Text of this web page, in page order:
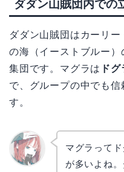
ダダン山賊団内での
ダダン山賊団はカーリ
の海（イーストブルー
集団です。マグラは ド
で、グループの中でも信
す。
マグラって
が多いよね